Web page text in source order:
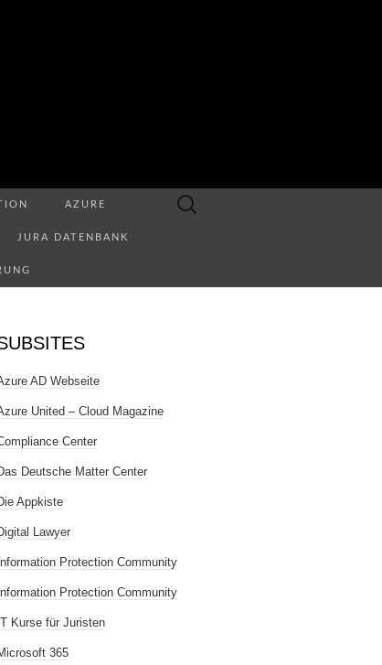
AZURE
JURA DATENBANK
Suchen
AD Webseite
United – Cloud Magazine
Center
Deutsche Matter Center
Appkiste
Lawyer
Information Protection Community
Information Protection Community
IT Kurse für Juristen
365